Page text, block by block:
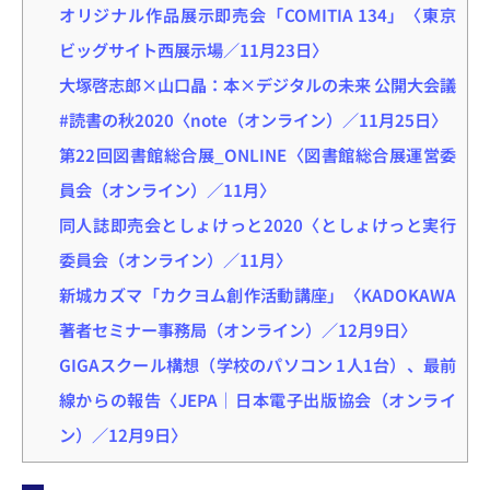
オリジナル作品展示即売会「COMITIA 134」〈東京
ビッグサイト西展示場／11月23日〉
大塚啓志郎×山口晶：本×デジタルの未来 公開大会議
#読書の秋2020〈note（オンライン）／11月25日〉
第22回図書館総合展_ONLINE〈図書館総合展運営委
員会（オンライン）／11月〉
同人誌即売会としょけっと2020〈としょけっと実行
委員会（オンライン）／11月〉
新城カズマ「カクヨム創作活動講座」〈KADOKAWA
著者セミナー事務局（オンライン）／12月9日〉
GIGAスクール構想（学校のパソコン 1人1台）、最前
線からの報告〈JEPA｜日本電子出版協会（オンライ
ン）／12月9日〉